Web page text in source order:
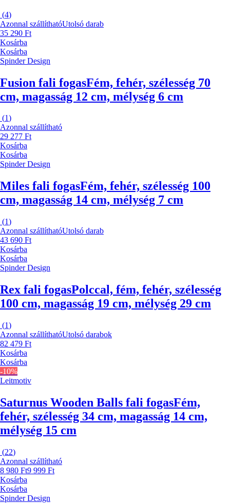
(4)
Azonnal szállíthatóUtolsó darab
35 290 Ft
Kosárba
Kosárba
Spinder Design
Fusion fali fogasFém, fehér, szélesség 70
cm, magasság 12 cm, mélység 6 cm
(1)
Azonnal szállítható
29 277 Ft
Kosárba
Kosárba
Spinder Design
Miles fali fogasFém, fehér, szélesség 100
cm, magasság 14 cm, mélység 7 cm
(1)
Azonnal szállíthatóUtolsó darab
43 690 Ft
Kosárba
Kosárba
Spinder Design
Rex fali fogasPolccal, fém, fehér, szélesség
100 cm, magasság 19 cm, mélység 29 cm
(1)
Azonnal szállíthatóUtolsó darabok
82 479 Ft
Kosárba
Kosárba
-10%
Leitmotiv
Saturnus Wooden Balls fali fogasFém,
fehér, szélesség 34 cm, magasság 14 cm,
mélység 15 cm
(22)
Azonnal szállítható
8 980 Ft9 999 Ft
Kosárba
Kosárba
Spinder Design